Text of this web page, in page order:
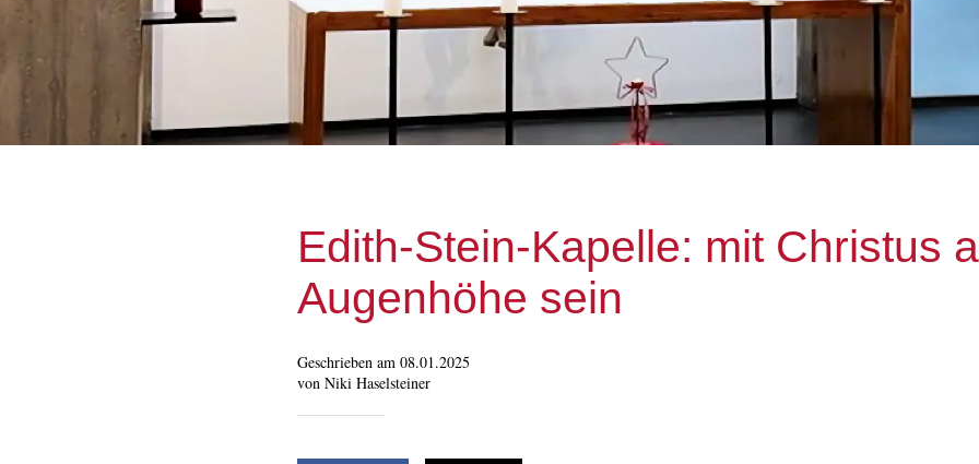
Edith-Stein-Kapelle: mit Christus
Augenhöhe sein
Geschrieben am 08.01.2025
von Niki Haselsteiner